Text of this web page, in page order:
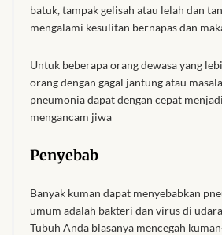
African
Shorts
batuk, tampak gelisah atau lelah dan
mengalami kesulitan bernapas dan
Untuk beberapa orang dewasa yang
orang dengan gagal jantung atau
pneumonia dapat dengan cepat
mengancam jiwa
Penyebab
Banyak kuman dapat menyebabkan
umum adalah bakteri dan virus di
Tubuh Anda biasanya mencegah